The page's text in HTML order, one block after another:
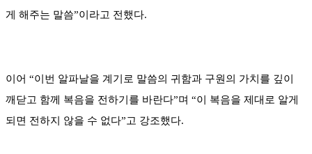
게 해주는 말씀”이라고 전했다.
이어 “이번 알파날을 계기로 말씀의 귀함과 구원의 가치를 깊이
깨닫고 함께 복음을 전하기를 바란다”며 “이 복음을 제대로 알게
되면 전하지 않을 수 없다”고 강조했다.